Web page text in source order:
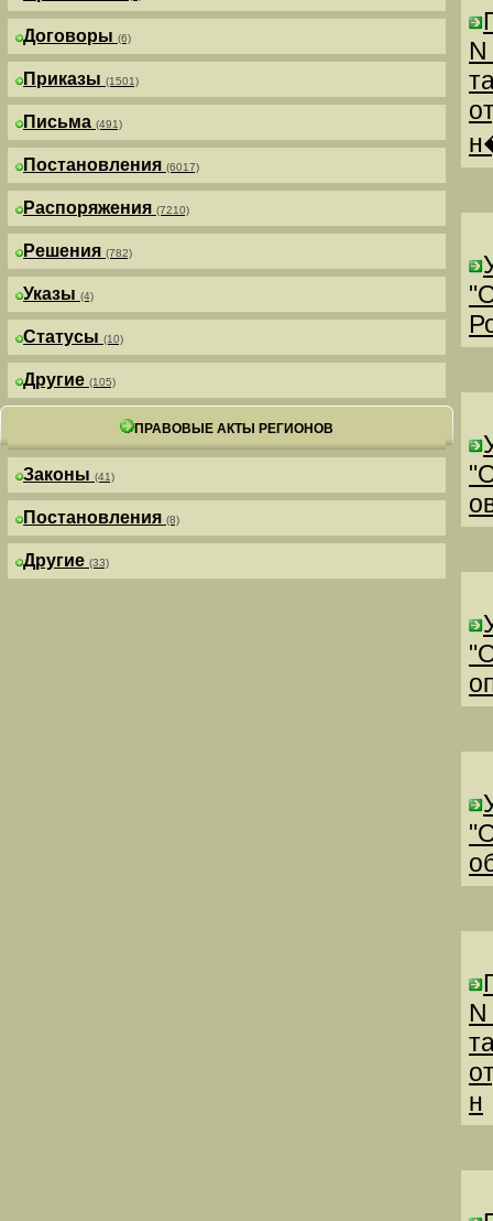
Договоры (6)
Приказы (1501)
Письма (491)
Постановления (6017)
Распоряжения (7210)
Решения (782)
Указы (4)
Статусы (10)
Другие (105)
ПРАВОВЫЕ АКТЫ РЕГИОНОВ
Законы (41)
Постановления (8)
Другие (33)
н